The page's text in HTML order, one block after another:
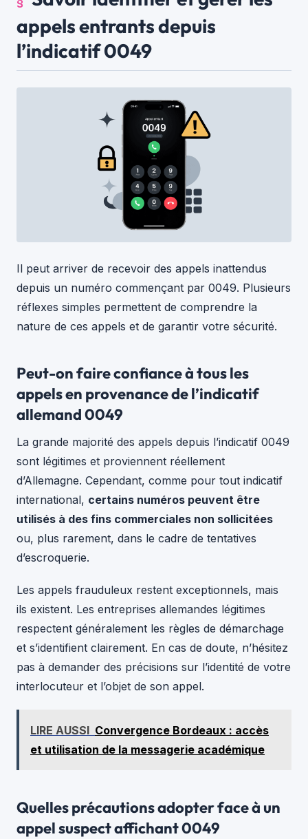
appels entrants depuis
l’indicatif 0049
Il peut arriver de recevoir des appels inattendus
depuis un numéro commençant par 0049. Plusieurs
réflexes simples permettent de comprendre la
nature de ces appels et de garantir votre sécurité.
Peut-on faire confiance à tous les
appels en provenance de l’indicatif
allemand 0049
La grande majorité des appels depuis l’indicatif 0049
sont légitimes et proviennent réellement
d’Allemagne. Cependant, comme pour tout indicatif
international, certains numéros peuvent être
utilisés à des fins commerciales non sollicitées
ou, plus rarement, dans le cadre de tentatives
d’escroquerie.
Les appels frauduleux restent exceptionnels, mais
ils existent. Les entreprises allemandes légitimes
respectent généralement les règles de démarchage
et s’identifient clairement. En cas de doute, n’hésitez
pas à demander des précisions sur l’identité de votre
interlocuteur et l’objet de son appel.
LIRE AUSSI Convergence Bordeaux : accès
et utilisation de la messagerie académique
Quelles précautions adopter face à un
appel suspect affichant 0049